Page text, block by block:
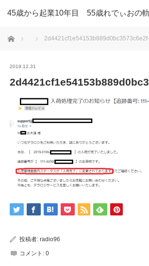
45歳から起業10年目 55歳れでぃおの
ホーム
2019.12.31
投稿者: radio96
コメント: 0